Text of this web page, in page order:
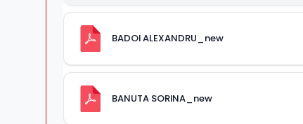
BADOI ALEXANDRU_new
BANUTA SORINA_new